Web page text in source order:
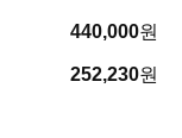
440,000원
252,230원